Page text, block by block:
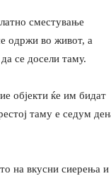
сместување
одржи во живот, а
се досели таму.
објекти ќе им бидат
таму е седум
на вкусни сиерења и